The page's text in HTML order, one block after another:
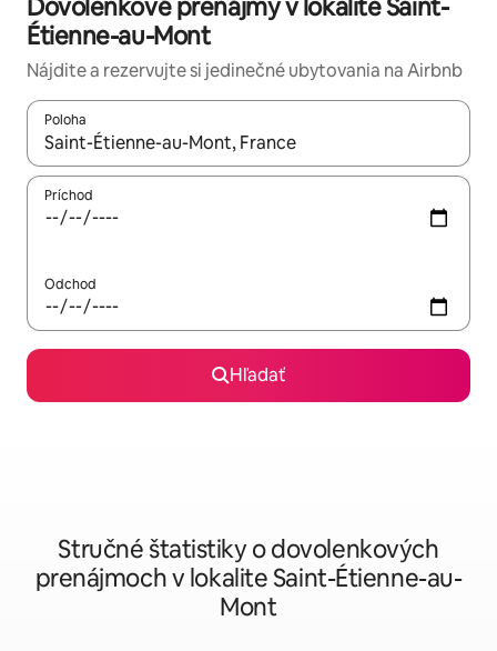
Dovolenkové prenájmy v lokalite Saint-
Étienne-au-Mont
Nájdite a rezervujte si jedinečné ubytovania na Airbnb
Poloha
Keď budú výsledky k dispozícii, môžete si ich prechádzať
Príchod
Odchod
Hľadať
Stručné štatistiky o dovolenkových
prenájmoch v lokalite Saint-Étienne-au-
Mont